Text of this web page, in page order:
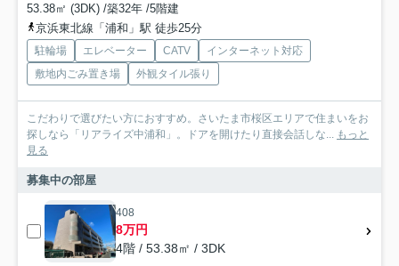
53.38㎡ (3DK) /築32年 /5階建
京浜東北線「浦和」駅 徒歩25分
駐輪場 エレベーター CATV
インターネット対応
敷地内ごみ置き場
外観タイル張り
こだわりで選びたい方におすすめ。さいたま市桜区エリアで住まいをお
探しなら「リアライズ中浦和」。ドアを開けたり直接会話しな... もっと
見る
募集中の部屋
408
8万円
4階 / 53.38㎡ / 3DK